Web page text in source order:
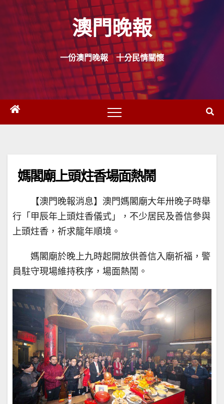
Skip
content
澳門晚報
一份澳門晚報 十分民情關懷
媽閣廟上頭炷香場面熱鬧
【澳門晚報消息】澳門媽閣廟大年卅晚子時舉
行「甲辰年上頭炷香儀式」，不少居民及善信參與
上頭炷香，祈求龍年順境。
媽閣廟於晚上九時起開放供善信入廟祈福，警
員駐守現場維持秩序，場面熱鬧。